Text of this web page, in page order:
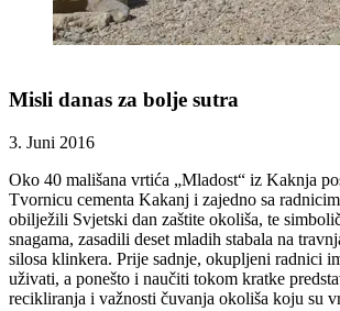
Misli danas za bolje sutra
3. Juni 2016
Oko 40 mališana vrtića „Mladost“ iz Kaknja
Tvornicu cementa Kakanj i zajedno sa
obilježili Svjetski dan zaštite okoliša, te
snagama, zasadili deset mladih stabala na
silosa klinkera. Prije sadnje, okupljeni radnici
uživati, a ponešto i naučiti tokom kratke
recikliranja i važnosti čuvanja okoliša koju su